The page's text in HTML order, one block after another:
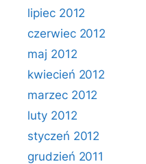
lipiec 2012
czerwiec 2012
maj 2012
kwiecień 2012
marzec 2012
luty 2012
styczeń 2012
grudzień 2011